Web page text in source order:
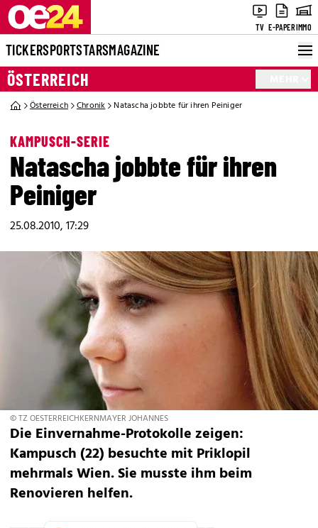
TV E-PAPERIMMO
TICKERSPORTSTARSMAGAZINE
ÖSTERREICH
Österreich Chronik Natascha jobbte für ihren Peiniger
KAMPUSCH-SERIE
Natascha jobbte für ihren
Peiniger
25.08.2010, 17:29
© TZ OESTERREICHKERNMAYER JOHANNES
Die Einvernahme-Protokolle zeigen:
Kampusch (22) besuchte mit Priklopil
mehrmals Wien. Sie musste ihm beim
Renovieren helfen.